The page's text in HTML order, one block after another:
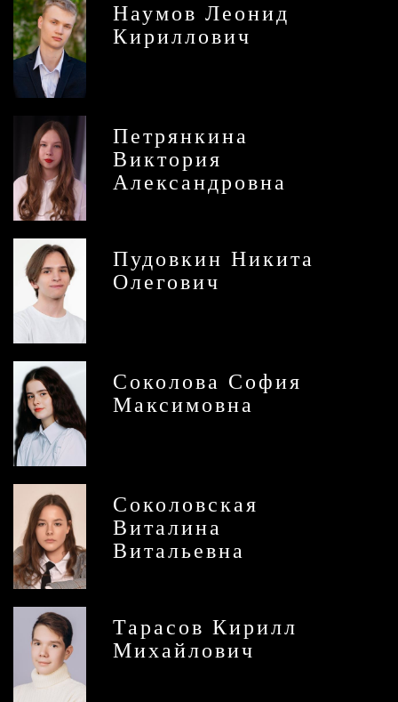
Наумов Леонид
Кириллович
Петрянкина
Виктория
Александровна
Пудовкин Никита
Олегович
Соколова София
Максимовна
Соколовская
Виталина
Витальевна
Тарасов Кирилл
Михайлович